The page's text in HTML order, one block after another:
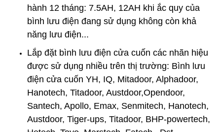
hành 12 tháng: 7.5AH, 12AH khi ắc quy của
bình lưu điện đang sử dụng không còn khả
năng lưu điện...
Lắp đặt bình lưu điện cửa cuốn các nhãn hiệu
được sử dụng nhiều trên thị trường: Bình lưu
điện cửa cuốn YH, IQ, Mitadoor, Alphadoor,
Hanotech, Titadoor, Austdoor,Opendoor,
Santech, Apollo, Emax, Senmitech, Hanotech,
Austdoor, Tiger-ups, Titadoor, BHP-powertech,